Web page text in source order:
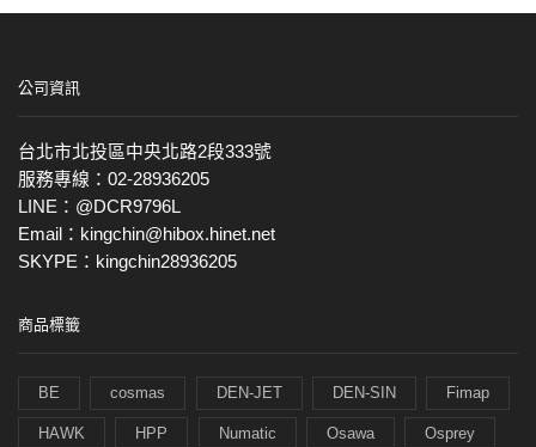
公司資訊
台北市北投區中央北路2段333號
服務專線：02-28936205
LINE：@DCR9796L
Email：kingchin@hibox.hinet.net
SKYPE：kingchin28936205
商品標籤
BE cosmas DEN-JET DEN-SIN Fimap
HAWK HPP Numatic Osawa Osprey